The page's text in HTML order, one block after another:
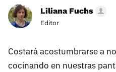
Liliana Fuchs
Editor
Costará acostumbrarse a
cocinando en nuestras